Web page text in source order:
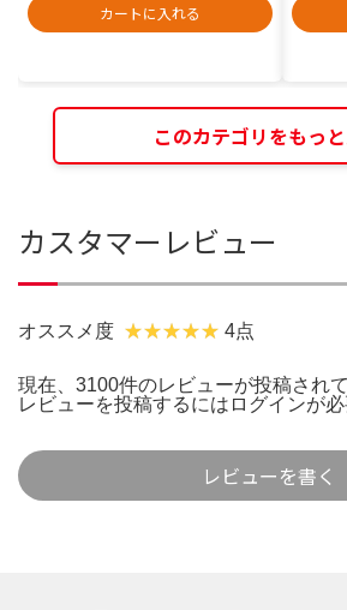
カートに入れる
このカテゴリをもっ
カスタマーレビュー
オススメ度 4点
現在、3100件のレビューが投稿されて
レビューを投稿するには ログインが必
レビューを書く